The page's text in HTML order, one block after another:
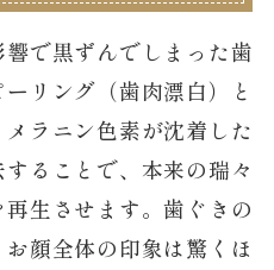
で黒ずんでしまった歯
リング（歯肉漂白）と
ラニン色素が沈着した
ることで、本来の瑞々
生させます。歯ぐきの
顔全体の印象は驚くほ